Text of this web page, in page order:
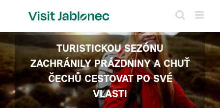
TURISTICKOU SEZÓNU
ZACHRÁNILY PRÁZDNINY A CHUŤ
ČECHŮ CESTOVAT PO SVÉ
VLASTI